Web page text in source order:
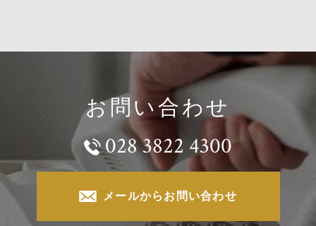
お問い合わせ
028 3822 4300
メールからお問い合わせ